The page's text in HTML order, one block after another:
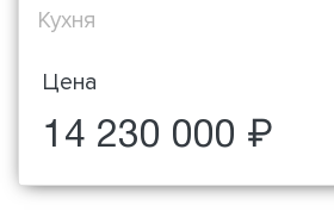
Кухня
Цена
14 230 000 ₽